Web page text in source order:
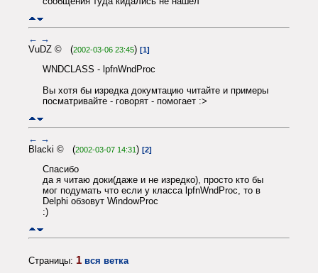
← →
VuDZ © (2002-03-06 23:45) [1]
WNDCLASS - lpfnWndProc
Вы хотя бы изредка докумтацию читайте и примеры
посматривайте - говорят - помогает :>
← →
Blacki © (2002-03-07 14:31) [2]
Спасибо
да я читаю доки(даже и не изредко), просто кто бы
мог подумать что если у класса lpfnWndProc, то в
Delphi обзовут WindowProc
:)
Страницы: 1 вся ветка